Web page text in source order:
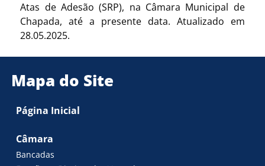
Atas de Adesão (SRP), na Câmara Municipal de
Chapada, até a presente data. Atualizado em
28.05.2025.
Mapa do Site
Página Inicial
Câmara
Bancadas